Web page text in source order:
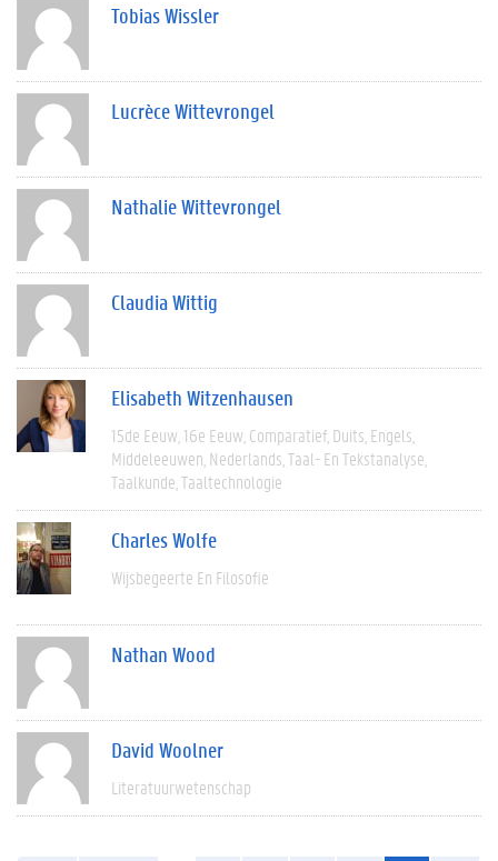
Tobias Wissler
Lucrèce Wittevrongel
Nathalie Wittevrongel
Claudia Wittig
Elisabeth Witzenhausen
15de Eeuw 16e Eeuw Comparatief Duits Engels
Middeleeuwen Nederlands Taal- En Tekstanalyse
Taalkunde Taaltechnologie
Charles Wolfe
Wijsbegeerte En Filosofie
Nathan Wood
David Woolner
Literatuurwetenschap